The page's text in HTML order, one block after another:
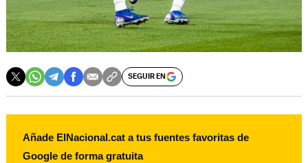
SEGUIR EN
Añade ElNacional.cat a tus fuentes favoritas de
Google de forma gratuita